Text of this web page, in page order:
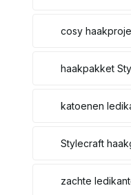
cosy
haakpakket
katoenen
Stylecraft
zachte